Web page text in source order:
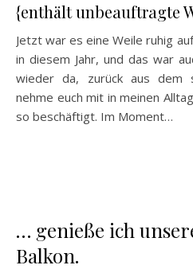
{enthält unbeauftragte
Jetzt war es eine Weile ruhig auf dem Blog, zum ersten Mal
in diesem Jahr, und das war
wieder da, zurück aus dem
nehme euch mit in meinen
so beschäftigt. Im Moment…
… genieße ich
Balkon.